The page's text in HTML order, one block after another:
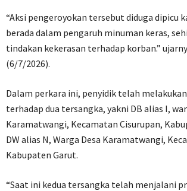
“Aksi pengeroyokan tersebut diduga dipicu
berada dalam pengaruh minuman keras,
tindakan kekerasan terhadap korban.”
(6/7/2026).
Dalam perkara ini, penyidik telah
terhadap dua tersangka, yakni DB alias I,
Karamatwangi, Kecamatan Cisurupan,
DW alias N, Warga Desa Karamatwangi,
Kabupaten Garut.
“Saat ini kedua tersangka telah menjalani